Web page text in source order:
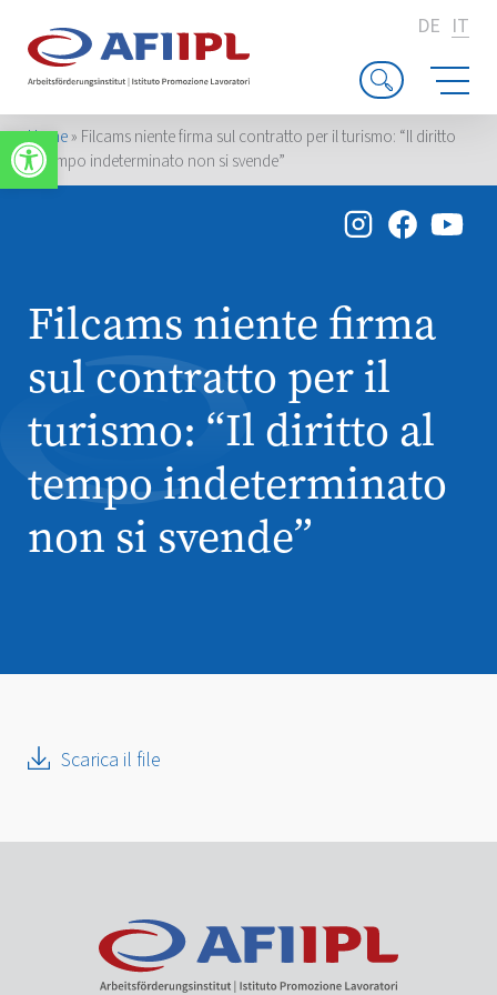
Apri la barra degli strumenti
DE IT
Home» Filcams niente firma sul contratto per il turismo: “Il diritto
al tempo indeterminato non si svende”
Filcams niente firma
sul contratto per il
turismo: “Il diritto al
tempo indeterminato
non si svende”
Scarica il file